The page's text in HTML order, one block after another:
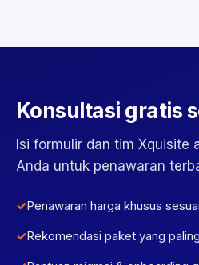
Konsultasi gratis
Isi formulir dan tim Xquisite
Anda untuk penawaran
Penawaran harga khusus
Rekomendasi paket yang